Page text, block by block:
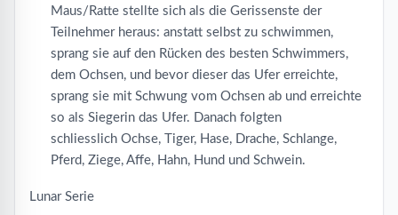
Maus/Ratte stellte sich als die Gerissenste der
Teilnehmer heraus: anstatt selbst zu schwimmen,
sprang sie auf den Rücken des besten Schwimmers,
dem Ochsen, und bevor dieser das Ufer erreichte,
sprang sie mit Schwung vom Ochsen ab und erreichte
so als Siegerin das Ufer. Danach folgten
schliesslich Ochse, Tiger, Hase, Drache, Schlange,
Pferd, Ziege, Affe, Hahn, Hund und Schwein.
Lunar Serie